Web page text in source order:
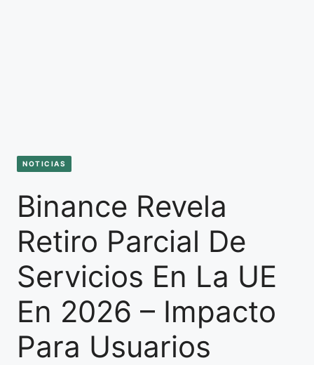
NOTICIAS
Binance Revela
Retiro Parcial De
Servicios En La UE
En 2026 – Impacto
Para Usuarios